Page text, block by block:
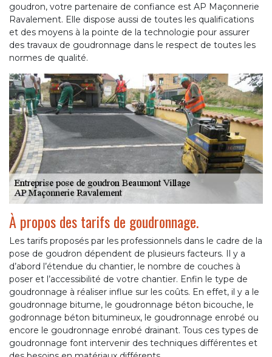
goudron, votre partenaire de confiance est AP Maçonnerie
Ravalement. Elle dispose aussi de toutes les qualifications
et des moyens à la pointe de la technologie pour assurer
des travaux de goudronnage dans le respect de toutes les
normes de qualité.
À propos des tarifs de goudronnage.
Les tarifs proposés par les professionnels dans le cadre de la
pose de goudron dépendent de plusieurs facteurs. Il y a
d’abord l’étendue du chantier, le nombre de couches à
poser et l’accessibilité de votre chantier. Enfin le type de
goudronnage à réaliser influe sur les coûts. En effet, il y a le
goudronnage bitume, le goudronnage béton bicouche, le
godronnage béton bitumineux, le goudronnage enrobé ou
encore le goudronnage enrobé drainant. Tous ces types de
goudronnage font intervenir des techniques différentes et